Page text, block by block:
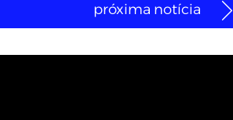
próxima notícia